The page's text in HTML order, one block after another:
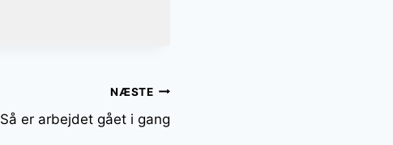
NÆSTE
Så er arbejdet gået i gang